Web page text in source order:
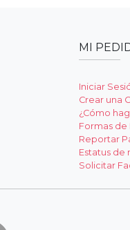
MI
Iniciar
Crear una
¿Cómo
Formas de
Reportar
Estatus de
Solicitar